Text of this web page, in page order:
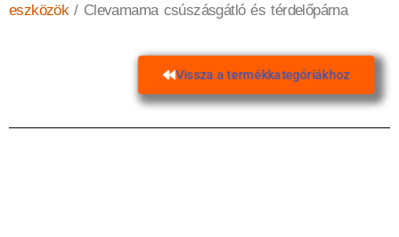
eszközök/ Clevamama csúszásgátló és térdelőpárna
Vissza a termékkategóriákhoz